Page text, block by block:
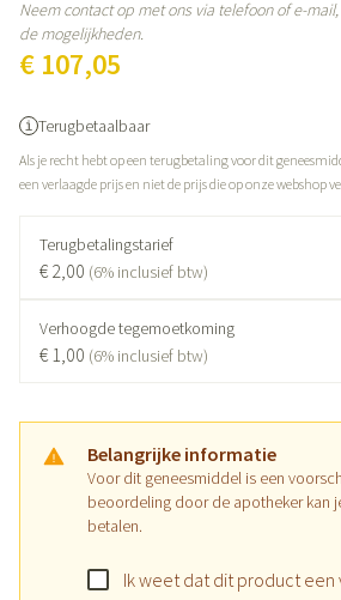
€ 107,05
Terugbetaalbaar
Als je recht hebt op een terugbetaling voor dit
een verlaagde prijs en niet de prijs die op onze webshop
Terugbetalingstarief
€ 2,00 (6% inclusief btw)
Verhoogde tegemoetkoming
€ 1,00 (6% inclusief btw)
Belangrijke informatie
Voor dit geneesmiddel is een
beoordeling door de apotheker kan
betalen.
Ik weet dat dit product een
Neem contact op met ons via telefoon of e-
de mogelijkheden.